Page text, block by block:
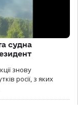
судна
знову
росії, з яких